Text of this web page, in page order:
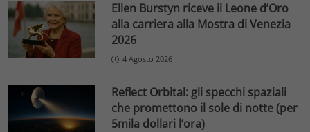
Ellen Burstyn riceve il Leone d’Oro
alla carriera alla Mostra di Venezia
2026
4 Agosto 2026
Reflect Orbital: gli specchi spaziali
che promettono il sole di notte (per
5mila dollari l’ora)